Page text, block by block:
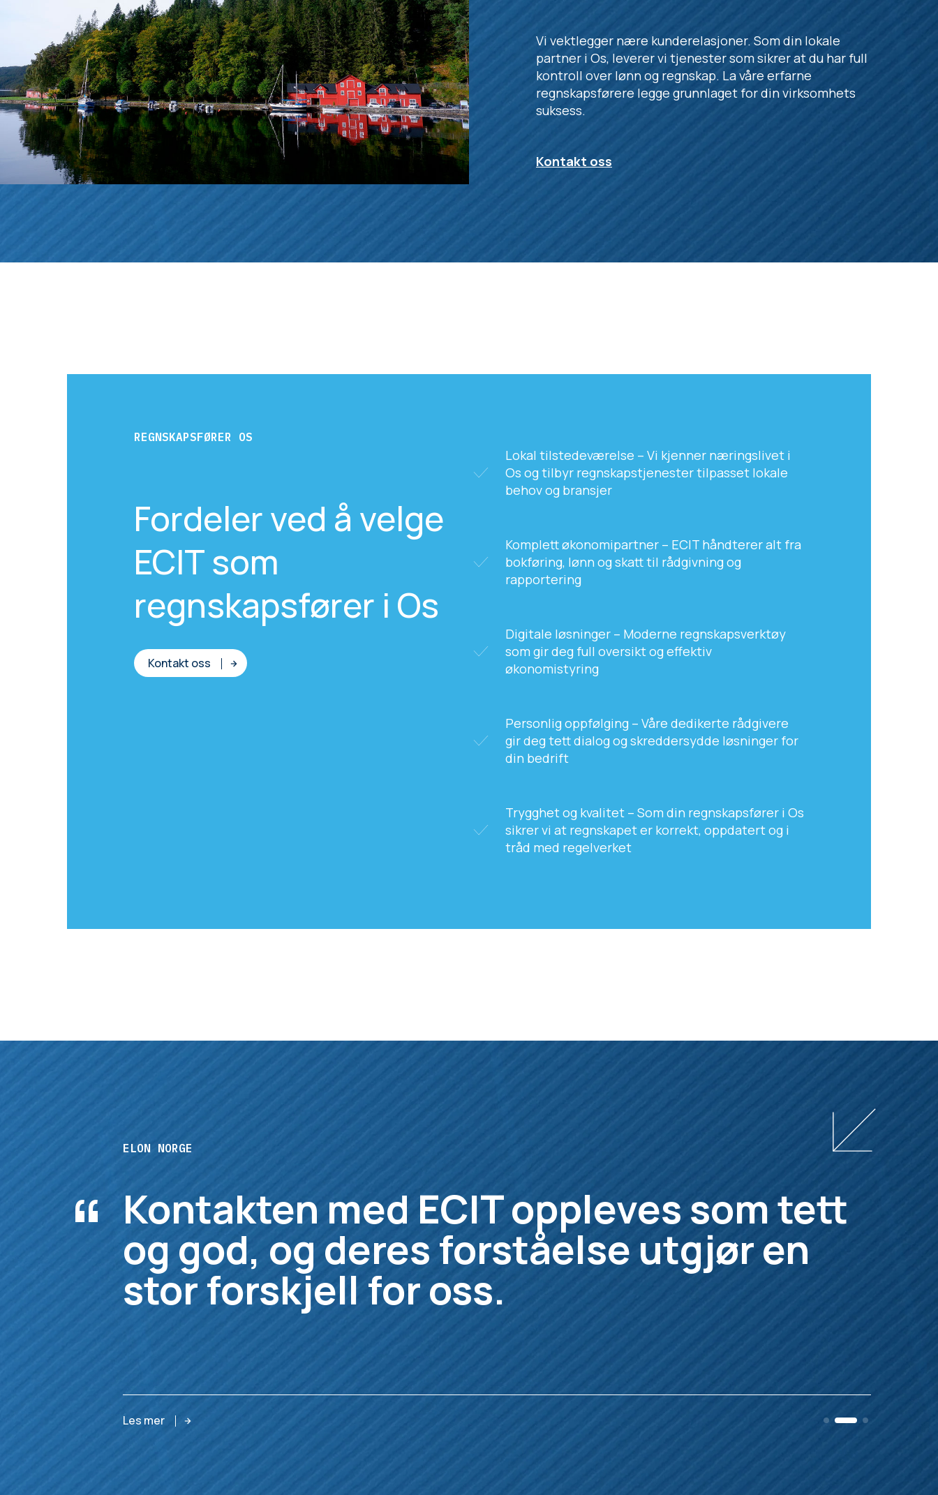
Vi vektlegger nære kunderelasjoner. Som din lokale
partner i Os, leverer vi tjenester som sikrer at du har full
kontroll over lønn og regnskap. La våre erfarne
regnskapsførere legge grunnlaget for din virksomhets
suksess.
Kontakt oss
REGNSKAPSFØRER OS
Fordeler ved å velge
ECIT som
regnskapsfører i Os
Kontakt oss
Lokal tilstedeværelse – Vi kjenner næringslivet i
Os og tilbyr regnskapstjenester tilpasset lokale
behov og bransjer
Komplett økonomipartner – ECIT håndterer alt fra
bokføring, lønn og skatt til rådgivning og
rapportering
Digitale løsninger – Moderne regnskapsverktøy
som gir deg full oversikt og effektiv
økonomistyring
Personlig oppfølging – Våre dedikerte rådgivere
gir deg tett dialog og skreddersydde løsninger for
din bedrift
Trygghet og kvalitet – Som din regnskapsfører i Os
sikrer vi at regnskapet er korrekt, oppdatert og i
tråd med regelverket
“
ELON NORGE
Kontakten med ECIT oppleves som tett
og god, og deres forståelse utgjør en
stor forskjell for oss.
Les mer